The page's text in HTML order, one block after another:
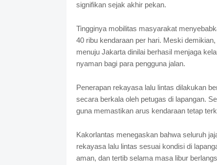
signifikan sejak akhir pekan.
Tingginya mobilitas masyarakat
40 ribu kendaraan per hari. Meski
menuju Jakarta dinilai berhasil menjaga
nyaman bagi para pengguna jalan.
Penerapan rekayasa lalu lintas dilakukan
secara berkala oleh petugas di lapangan.
guna memastikan arus kendaraan tetap
Kakorlantas menegaskan bahwa seluruh
rekayasa lalu lintas sesuai kondisi di
aman, dan tertib selama masa libur